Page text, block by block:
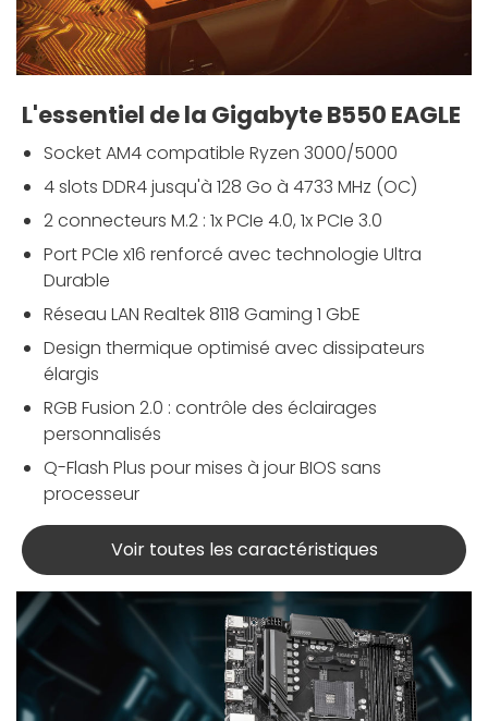
L'essentiel de la Gigabyte B550 EAGLE
Socket AM4 compatible Ryzen 3000/5000
4 slots DDR4 jusqu'à 128 Go à 4733 MHz (OC)
2 connecteurs M.2 : 1x PCIe 4.0, 1x PCIe 3.0
Port PCIe x16 renforcé avec technologie Ultra
Durable
Réseau LAN Realtek 8118 Gaming 1 GbE
Design thermique optimisé avec dissipateurs
élargis
RGB Fusion 2.0 : contrôle des éclairages
personnalisés
Q-Flash Plus pour mises à jour BIOS sans
processeur
Voir toutes les caractéristiques